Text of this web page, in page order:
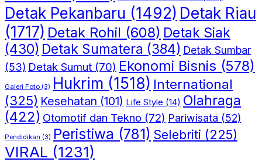
Detak Pekanbaru (1492) Detak Riau
(1717) Detak Rohil (608) Detak Siak
(430) Detak Sumatera (384) Detak Sumbar
(53) Detak Sumut (70) Ekonomi Bisnis (578)
Galeri Foto (3) Hukrim (1518) International
(325) Kesehatan (101) Life Style (14) Olahraga
(422) Otomotif dan Tekno (72) Pariwisata (52)
Pendidikan (3) Peristiwa (781) Selebriti (225)
VIRAL (1231)